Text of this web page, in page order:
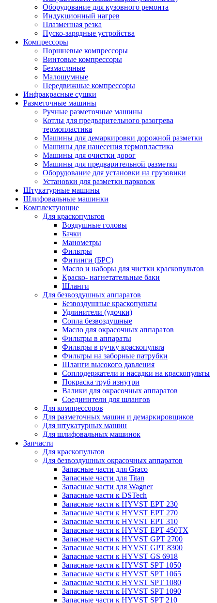
Оборудование для кузовного ремонта
Индукционный нагрев
Плазменная резка
Пуско-зарядные устройства
Компрессоры
Поршневые компрессоры
Винтовые компрессоры
Безмасляные
Малошумные
Передвижные компрессоры
Инфракрасные сушки
Разметочные машины
Ручные разметочные машины
Котлы для предварительного разогрева
термопластика
Машины для демаркировки дорожной разметки
Машины для нанесения термопластика
Машины для очистки дорог
Машины для предварительной разметки
Оборудование для установки на грузовики
Установки для разметки парковок
Штукатурные машины
Шлифовальные машинки
Комплектующие
Для краскопультов
Воздушные головы
Бачки
Манометры
Фильтры
Фитинги (БРС)
Масло и наборы для чистки краскопультов
Краско- нагнетательные баки
Шланги
Для безвоздушных аппаратов
Безвоздушные краскопульты
Удлинители (удочки)
Сопла безвоздушные
Масло для окрасочных аппаратов
Фильтры в аппараты
Фильтры в ручку краскопульта
Фильтры на заборные патрубки
Шланги высокого давления
Соплодержатели и насадки на краскопульты
Покраска труб изнутри
Валики для окрасочных аппаратов
Соединители для шлангов
Для компрессоров
Для разметочных машин и демаркировщиков
Для штукатурных машин
Для шлифовальных машинок
Запчасти
Для краскопультов
Для безвоздушных окрасочных аппаратов
Запасные части для Graco
Запасные части для Titan
Запасные части для Wagner
Запасные части к DSTech
Запасные части к HYVST EPT 230
Запасные части к HYVST EPT 270
Запасные части к HYVST EPT 310
Запасные части к HYVST EPT 450TX
Запасные части к HYVST GPT 2700
Запасные части к HYVST GPT 8300
Запасные части к HYVST GS 6918
Запасные части к HYVST SPT 1050
Запасные части к HYVST SPT 1065
Запасные части к HYVST SPT 1080
Запасные части к HYVST SPT 1090
Запасные части к HYVST SPT 210